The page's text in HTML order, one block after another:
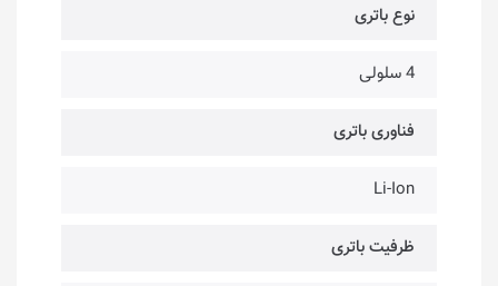
نوع باتری
4 سلولی
فناوری باتری
Li-Ion
ظرفیت باتری